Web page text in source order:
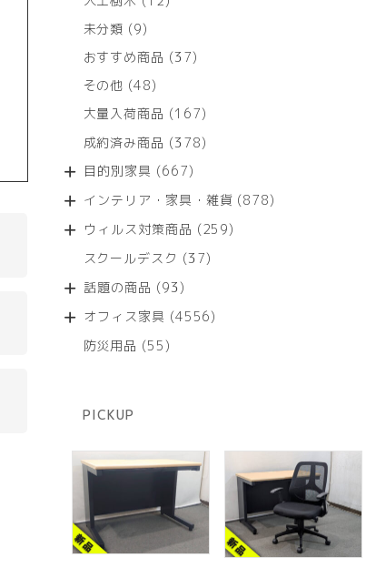
商
未分類 99
の
商
おすすめ商品 3737
商
その他 4848
の
商
大量入荷商品 167167
の
成約済み商品 378378
商
目的別家具 667667
の
商
インテリア・家具・雑貨 878878
ウィルス対策商品 259259
スクールデスク 3737
商
話題の商品 9393
の
オフィス家具 45564556
防災用品 5555
PICKUP